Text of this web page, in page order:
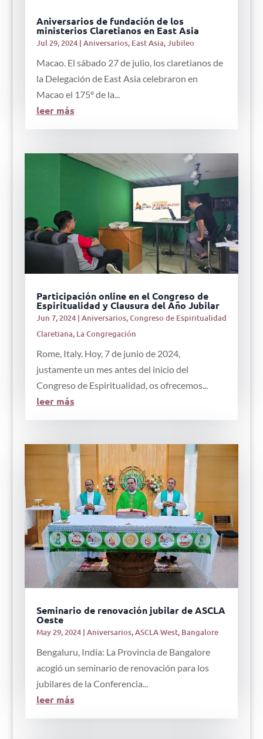
Aniversarios de fundación de los
ministerios Claretianos en East Asia
Jul 29, 2024| Aniversarios, East Asia,Jubileo
Macao. El sábado 27 de julio, los claretianos de
la Delegación de East Asia celebraron en
Macao el 175º de la...
leer más
Participación online en el Congreso de
Espiritualidad y Clausura del Año Jubilar
Jun 7, 2024| Aniversarios,Congreso de Espiritualidad
Claretiana, La Congregación
Rome, Italy. Hoy, 7 de junio de 2024,
justamente un mes antes del inicio del
Congreso de Espiritualidad, os ofrecemos...
leer más
Seminario de renovación jubilar de ASCLA
Oeste
May 29, 2024| Aniversarios,ASCLA West, Bangalore
Bengaluru, India: La Provincia de Bangalore
acogió un seminario de renovación para los
jubilares de la Conferencia...
leer más